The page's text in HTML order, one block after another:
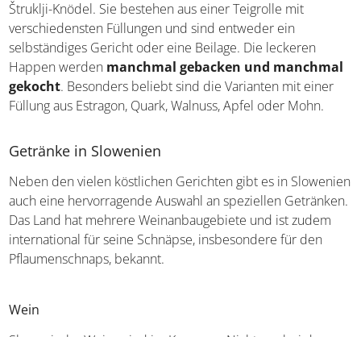
Eine weitere bekannte Speise in Slowenien sind die
Štruklji-Knödel. Sie bestehen aus einer Teigrolle mit
verschiedensten Füllungen und sind entweder ein
selbständiges Gericht oder eine Beilage. Die leckeren
Happen werdenmanchmal gebacken und
manchmal gekocht. Besonders beliebt sind die
Apfel oder Mohn.
Getränke in Slowenien
Neben den vielen köstlichen Gerichten gibt es in
Slowenien auch eine hervorragende Auswahl an
speziellen Getränken. Das Land hat mehrere
bekannt.